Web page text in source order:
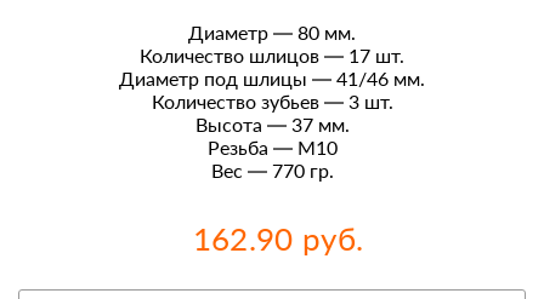
Диаметр — 80 мм.
Количество шлицов — 17 шт.
Диаметр под шлицы — 41/46 мм.
Количество зубьев — 3 шт.
Высота — 37 мм.
Резьба — М10
Вес — 770 гр.
162.90 руб.